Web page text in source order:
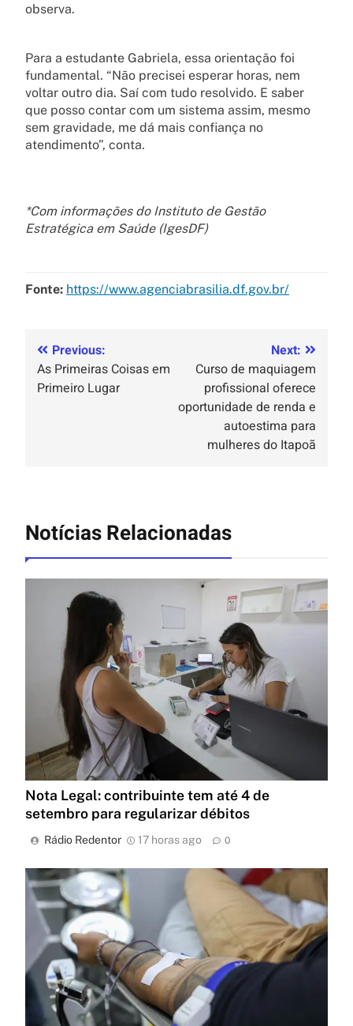
observa.
Para a estudante Gabriela, essa orientação foi
fundamental. “Não precisei esperar horas, nem
voltar outro dia. Saí com tudo resolvido. E saber
que posso contar com um sistema assim, mesmo
sem gravidade, me dá mais confiança no
atendimento”, conta.
*Com informações do Instituto de Gestão
Estratégica em Saúde (IgesDF)
Fonte: https://www.agenciabrasilia.df.gov.br/
Previous:
As Primeiras Coisas em
Primeiro Lugar
Next:
Curso de maquiagem
profissional oferece
oportunidade de renda e
autoestima para
mulheres do Itapoã
Notícias Relacionadas
Nota Legal: contribuinte tem até 4 de
setembro para regularizar débitos
Rádio Redentor 17 horas ago 0